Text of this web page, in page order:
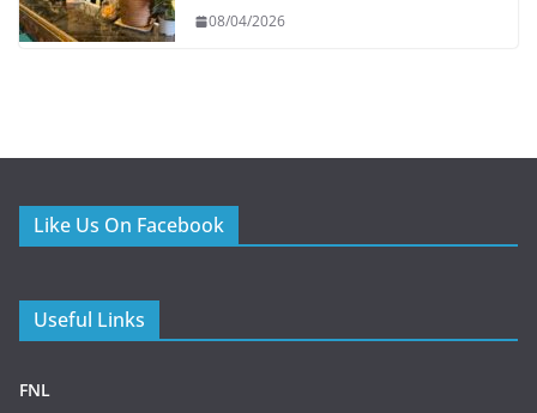
08/04/2026
Like Us On Facebook
Useful Links
FNL